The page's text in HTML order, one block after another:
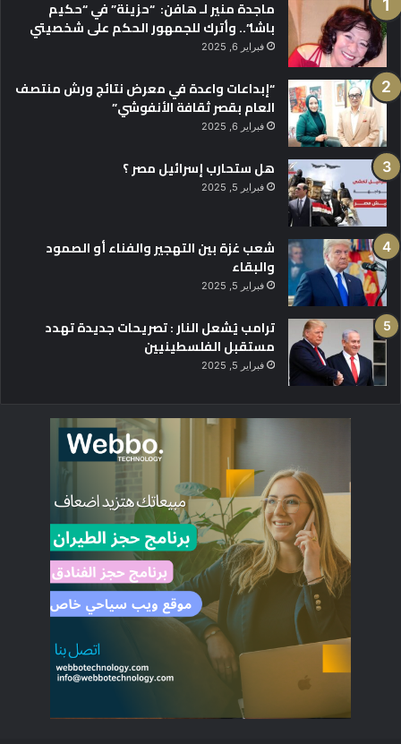
ماجدة منير لـ هافن: “حزينة” في “حكيم
باشا”.. وأترك للجمهور الحكم على شخصيتي
فبراير 6, 2025
“إبداعات واعدة في معرض نتائج ورش منتصف
العام بقصر ثقافة الأنفوشي”
فبراير 6, 2025
هل ستحارب إسرائيل مصر ؟
فبراير 5, 2025
شعب غزة بين التهجير والفناء أو الصمود
والبقاء
فبراير 5, 2025
ترامب يُشعل النار : تصريحات جديدة تهدد
مستقبل الفلسطينيين
فبراير 5, 2025